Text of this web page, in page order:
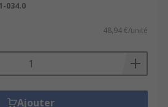
034.0
48,94 €/unité
Ajouter